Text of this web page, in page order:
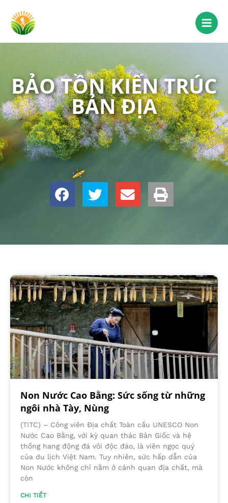
BẢO TỒN KIẾN TRÚC
BẢN ĐỊA
Non Nước Cao Bằng: Sức sống từ những
ngôi nhà Tày, Nùng
(TITC) – Công viên Địa chất Toàn cầu UNESCO Non
Nước Cao Bằng, với kỳ quan thác Bản Giốc và hệ
thống hang động đá vôi độc đáo, là viên ngọc quý
của du lịch Việt Nam. Tuy nhiên, sức hấp dẫn của
Non Nước không chỉ nằm ở cảnh quan địa chất, mà
còn
CHI TIẾT